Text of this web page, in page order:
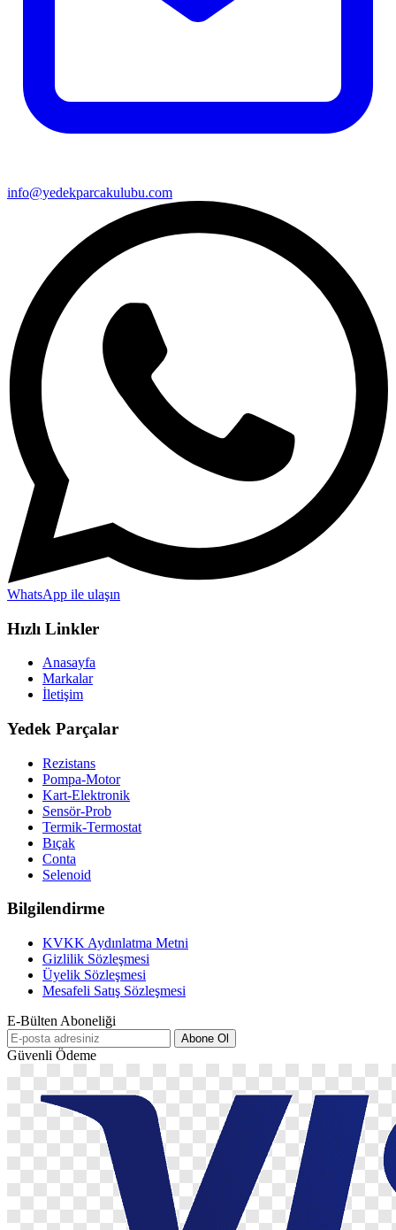
info@yedekparcakulubu.com
WhatsApp ile ulaşın
Hızlı Linkler
Anasayfa
Markalar
İletişim
Yedek Parçalar
Rezistans
Pompa-Motor
Kart-Elektronik
Sensör-Prob
Termik-Termostat
Bıçak
Conta
Selenoid
Bilgilendirme
KVKK Aydınlatma Metni
Gizlilik Sözleşmesi
Üyelik Sözleşmesi
Mesafeli Satış Sözleşmesi
E-Bülten Aboneliği
Abone Ol
Güvenli Ödeme